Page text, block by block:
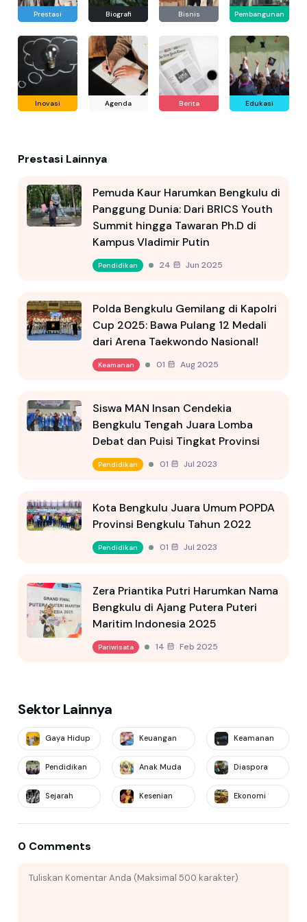
Prestasi Biografi Bisnis Pembangunan
Inovasi Agenda Berita Edukasi
Prestasi Lainnya
Pemuda Kaur Harumkan Bengkulu di
Panggung Dunia: Dari BRICS Youth
Summit hingga Tawaran Ph.D di
Kampus Vladimir Putin
Pendidikan 24 Jun 2025
Polda Bengkulu Gemilang di Kapolri
Cup 2025: Bawa Pulang 12 Medali
dari Arena Taekwondo Nasional!
Keamanan 01 Aug 2025
Siswa MAN Insan Cendekia
Bengkulu Tengah Juara Lomba
Debat dan Puisi Tingkat Provinsi
Pendidikan 01 Jul 2023
Kota Bengkulu Juara Umum POPDA
Provinsi Bengkulu Tahun 2022
Pendidikan 01 Jul 2023
Zera Priantika Putri Harumkan Nama
Bengkulu di Ajang Putera Puteri
Maritim Indonesia 2025
Pariwisata 14 Feb 2025
Sektor Lainnya
Gaya Hidup Keuangan Keamanan
Pendidikan Anak Muda Diaspora
Sejarah Kesenian Ekonomi
0 Comments